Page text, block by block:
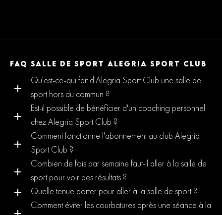
FAQ SALLE DE SPORT ALEGRIA SPORT CLUB
Qu'est-ce-qui fait d'Alegria Sport Club une salle de
sport hors du commun ?
Est-il possible de bénéficier d'un coaching personnel
chez Alegria Sport Club ?
Comment fonctionne l'abonnement au club Alegria
Sport Club ?
Combien de fois par semaine faut-il aller à la salle de
sport pour voir des résultats ?
Quelle tenue porter pour aller à la salle de sport ?
Comment éviter les courbatures après une séance à la